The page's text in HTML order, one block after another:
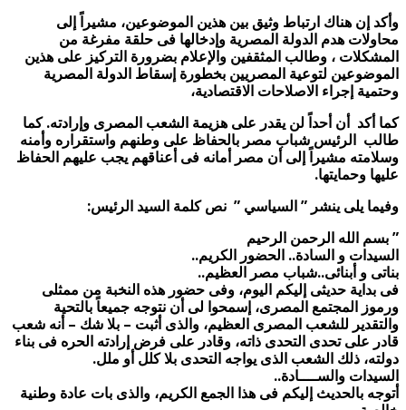
وأكد إن هناك ارتباط وثيق بين هذين الموضوعين، مشيراً إلى
محاولات هدم الدولة المصرية وإدخالها فى حلقة مفرغة من
المشكلات ، وطالب المثقفين والإعلام بضرورة التركيز على هذين
الموضوعين لتوعية المصريين بخطورة إسقاط الدولة المصرية
وحتمية إجراء الاصلاحات الاقتصادية،
كما أكد أن أحداً لن يقدر على هزيمة الشعب المصرى وإرادته. كما
طالب الرئيس شباب مصر بالحفاظ على وطنهم واستقراره وأمنه
وسلامته مشيراً إلى أن مصر أمانه فى أعناقهم يجب عليهم الحفاظ
عليها وحمايتها.
وفيما يلى ينشر ” السياسي ” نص كلمة السيد الرئيس:
” بسم الله الرحمن الرحيم
السيدات و السادة.. الحضور الكريم..
بناتى و أبنائى..شباب مصر العظيم..
فى بداية حديثى إليكم اليوم، وفى حضور هذه النخبة من ممثلى
ورموز المجتمع المصرى، إسمحوا لى أن نتوجه جميعاً بالتحية
والتقدير للشعب المصرى العظيم، والذى أثبت – بلا شك – أنه شعب
قادر على تحدى التحدى ذاته، وقادر على فرض إرادته الحره فى بناء
دولته، ذلك الشعب الذى يواجه التحدى بلا كلل أو ملل.
السيدات والســــادة..
أتوجه بالحديث إليكم فى هذا الجمع الكريم، والذى بات عادة وطنية